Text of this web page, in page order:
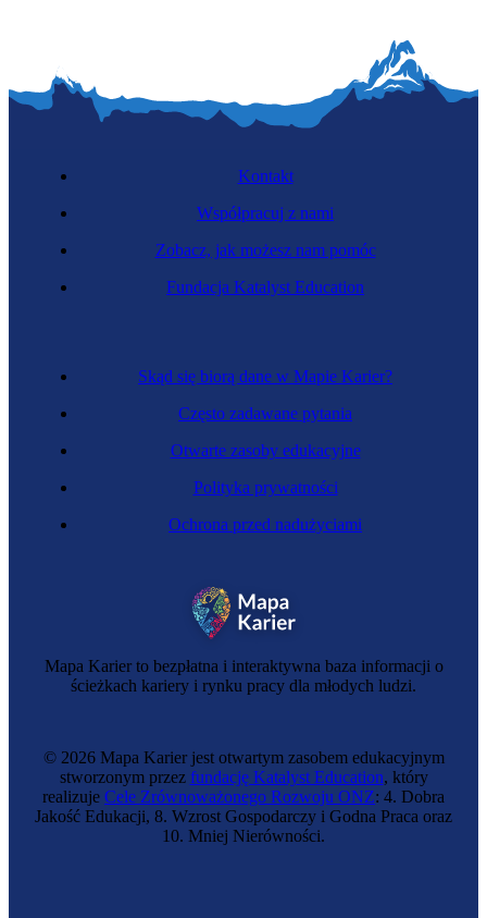
Mapa Karier to bezpłatna i interaktywna baza informacji o
ścieżkach kariery i rynku pracy dla młodych ludzi.
Skąd się biorą dane w Mapie Karier?
Często zadawane pytania
Otwarte zasoby edukacyjne
Polityka prywatności
Ochrona przed nadużyciami
Kontakt
Współpracuj z nami
Zobacz, jak możesz nam pomóc
Fundacja Katalyst Education
© 2026 Mapa Karier jest otwartym zasobem edukacyjnym
stworzonym przez fundację Katalyst Education, który
realizuje Cele Zrównoważonego Rozwoju ONZ: 4. Dobra
Jakość Edukacji, 8. Wzrost Gospodarczy i Godna Praca oraz
10. Mniej Nierówności.